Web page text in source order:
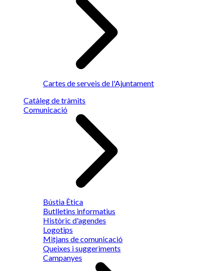
Cartes de serveis de l'Ajuntament
Catàleg de tràmits
Comunicació
Bústia Ètica
Butlletins informatius
Històric d'agendes
Logotips
Mitjans de comunicació
Queixes i suggeriments
Campanyes